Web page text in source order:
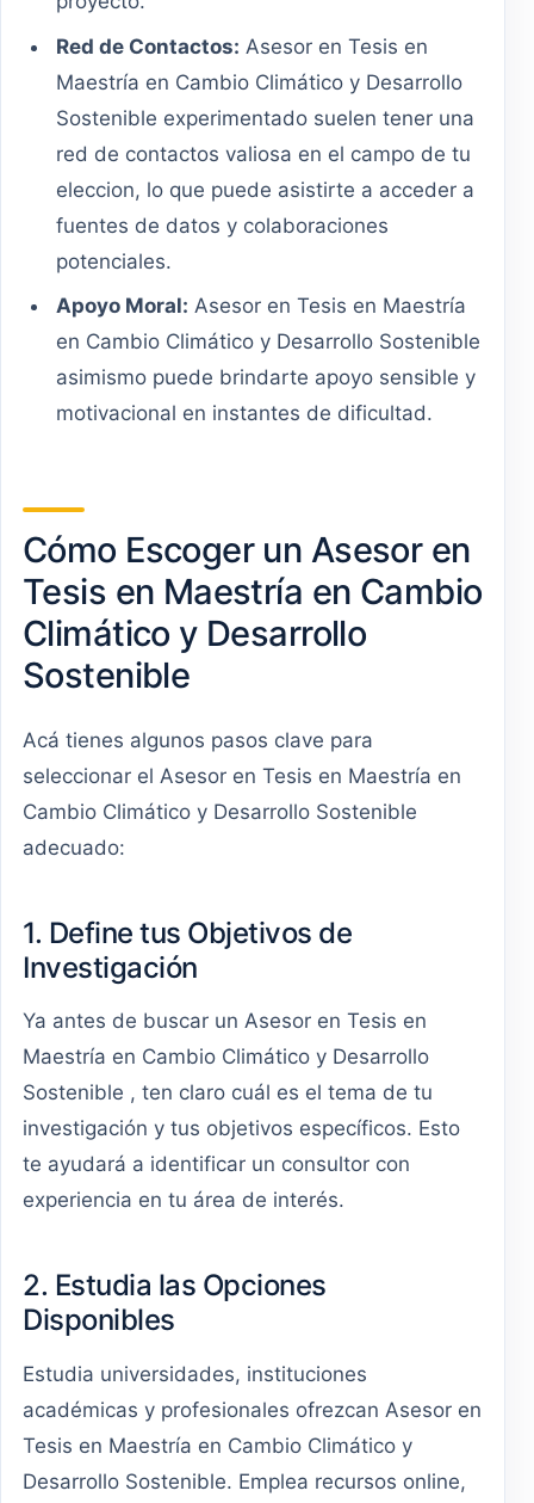
Red de Contactos: Asesor en Tesis en
Maestría en Cambio Climático y Desarrollo
Sostenible experimentado suelen tener una
red de contactos valiosa en el campo de tu
eleccion, lo que puede asistirte a acceder a
fuentes de datos y colaboraciones
potenciales.
Apoyo Moral: Asesor en Tesis en Maestría
en Cambio Climático y Desarrollo Sostenible
asimismo puede brindarte apoyo sensible y
motivacional en instantes de dificultad.
Cómo Escoger un Asesor en
Tesis en Maestría en Cambio
Climático y Desarrollo
Sostenible
Acá tienes algunos pasos clave para
seleccionar el Asesor en Tesis en Maestría en
Cambio Climático y Desarrollo Sostenible
adecuado:
1. Define tus Objetivos de
Investigación
Ya antes de buscar un Asesor en Tesis en
Maestría en Cambio Climático y Desarrollo
Sostenible , ten claro cuál es el tema de tu
investigación y tus objetivos específicos. Esto
te ayudará a identificar un consultor con
experiencia en tu área de interés.
2. Estudia las Opciones
Disponibles
Estudia universidades, instituciones
académicas y profesionales ofrezcan Asesor en
Tesis en Maestría en Cambio Climático y
Desarrollo Sostenible. Emplea recursos online,